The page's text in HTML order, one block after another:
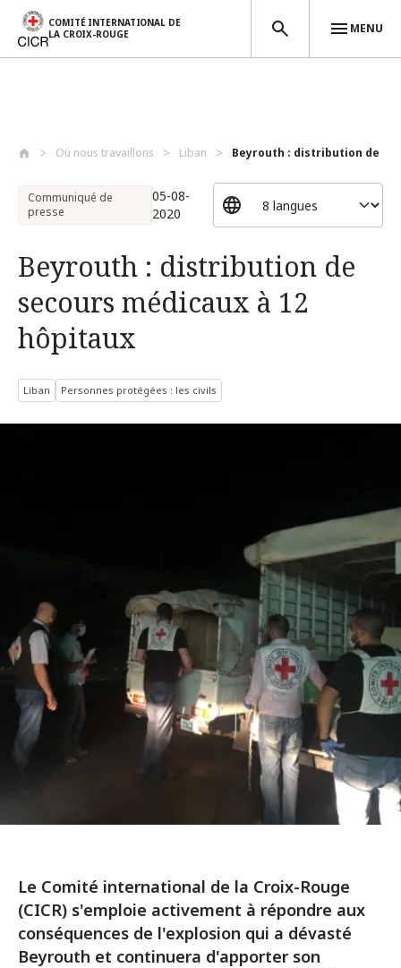
COMITÉ INTERNATIONAL DE
LA CROIX-ROUGE
MENU
Où nous travaillons Liban Beyrouth : distribution de
Communiqué de
presse
05-08-
2020
Beyrouth : distribution de
secours médicaux à 12
hôpitaux
Liban Personnes protégées : les civils
Le Comité international de la Croix-Rouge
(CICR) s'emploie activement à répondre aux
conséquences de l'explosion qui a dévasté
Beyrouth et continuera d'apporter son